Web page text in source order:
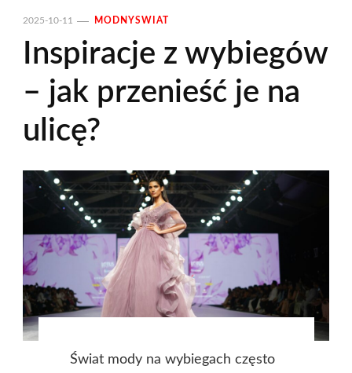
2025-10-11 MODNYSWIAT
Inspiracje z wybiegów
– jak przenieść je na
ulicę?
Świat mody na wybiegach często